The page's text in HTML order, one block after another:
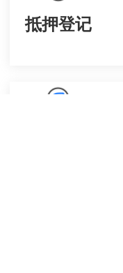
抵押登记